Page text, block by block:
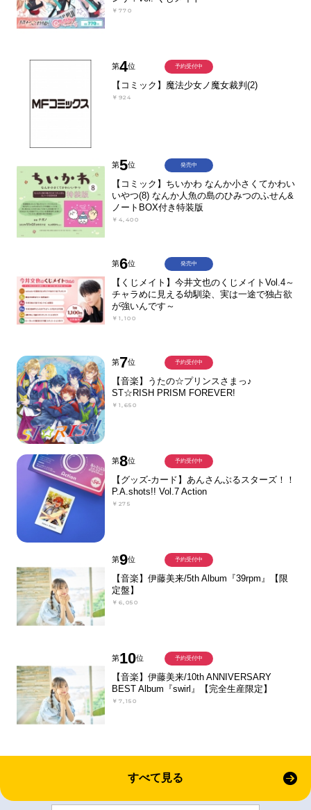
￥770
第4位
【コミック】魔法少女ノ魔女裁判(2)
￥924
予約受付中
第5位
【コミック】ちいかわ なんか小さくてかわい
いやつ(8) なんか人魚の島のひみつのふせん&
ノートBOX付き特装版
￥4,400
発売中
第6位
【くじメイト】今井文也のくじメイトVol.4～
チャラめに見える幼馴染、実は一途で独占欲
が強いんです～
￥1,100
発売中
第7位
【音楽】うたの☆プリンスさまっ♪
ST☆RISH PRISM FOREVER!
￥1,650
予約受付中
第8位
【グッズ-カード】あんさんぶるスターズ！！
P.A.shots!! Vol.7 Action
￥275
予約受付中
第9位
【音楽】伊藤美来/5th Album『39rpm』【限
定盤】
￥6,050
予約受付中
第10位
【音楽】伊藤美来/10th ANNIVERSARY
BEST Album『swirl』【完全生産限定】
￥7,150
予約受付中
すべて見る